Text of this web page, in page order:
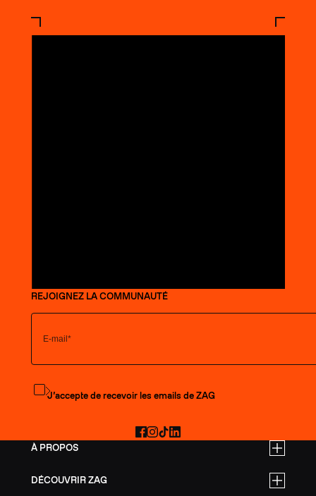
À PROPOS
DÉCOUVRIR ZAG
REJOIGNEZ LA COMMUNAUTÉ
S'abonner à la newsletter
J’accepte de recevoir les emails de ZAG
Facebook
Instagram
TikTokLinkedIn